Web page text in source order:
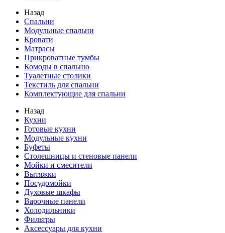
Назад
Спальни
Модульные спальни
Кровати
Матрасы
Прикроватные тумбы
Комоды в спальню
Туалетные столики
Текстиль для спальни
Комплектующие для спальни
Назад
Кухни
Готовые кухни
Модульные кухни
Буфеты
Столешницы и стеновые панели
Мойки и смесители
Вытяжки
Посудомойки
Духовые шкафы
Варочные панели
Холодильники
Фильтры
Аксессуары для кухни